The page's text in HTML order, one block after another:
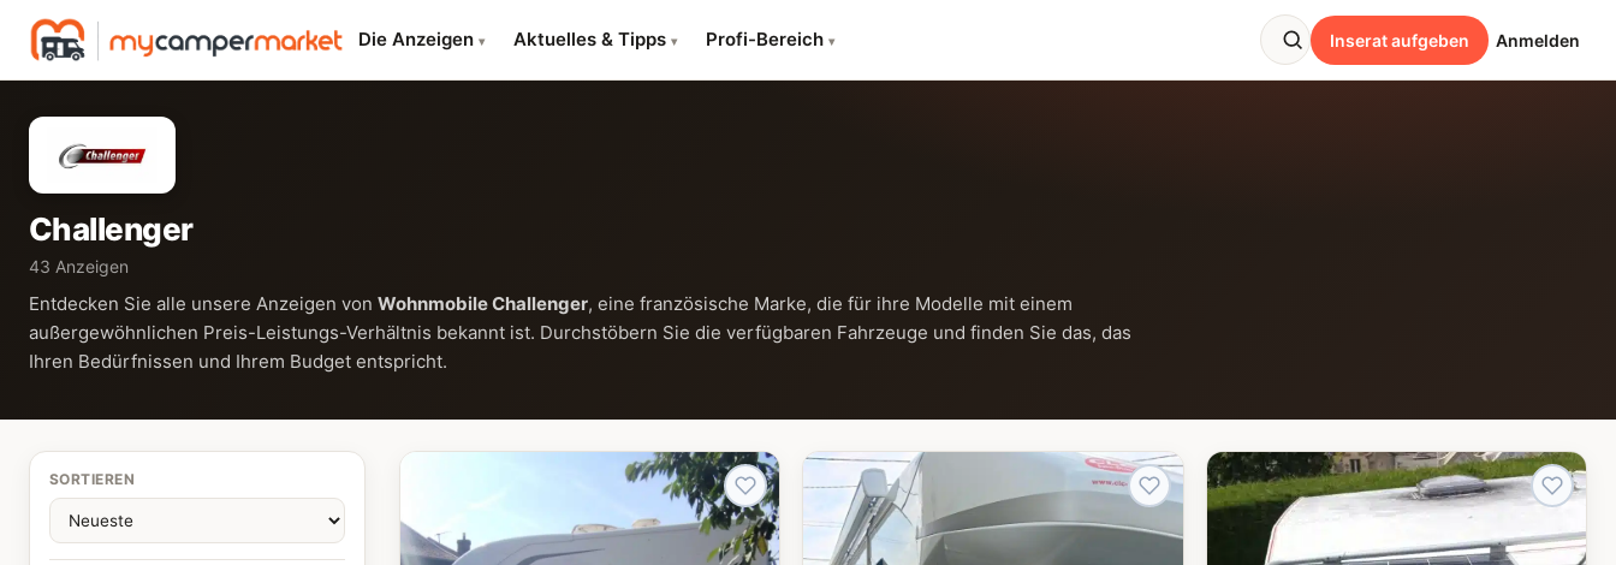
Die Anzeigen ▾ Aktuelles & Tipps ▾ Profi-Bereich ▾ Inserat aufgeben Anmelden
Challenger
43 Anzeigen
Entdecken Sie alle unsere Anzeigen von Wohnmobile Challenger, eine französische Marke, die für ihre Modelle mit einem
außergewöhnlichen Preis-Leistungs-Verhältnis bekannt ist. Durchstöbern Sie die verfügbaren Fahrzeuge und finden Sie das, das
Ihren Bedürfnissen und Ihrem Budget entspricht.
SORTIEREN